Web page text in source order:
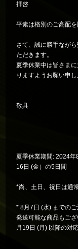
拝啓
平素は格別のご高配を
さて、誠に勝手なが
ただきます。
夏季休業中は皆さま
りますようお願い申し
敬具
夏季休業期間: 2024
16日 (金）の5日間
*尚、土日、祝日は通
* 8月7日 (水) までの
発送可能な商品もご
月19日 (月) 以降の対